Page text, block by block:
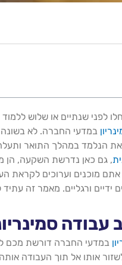
לפני שנתיים או שלוש
במדעי החברה. לא
הנלמד במהלך התואר
, גם כאן נדרשת השקעה, הן
מוכנים וערוכים לקראת
ידיים ורגליים. מאמר זה
עבודה
במדעי החברה דורשת מכם
אותו אל תוך העבודה